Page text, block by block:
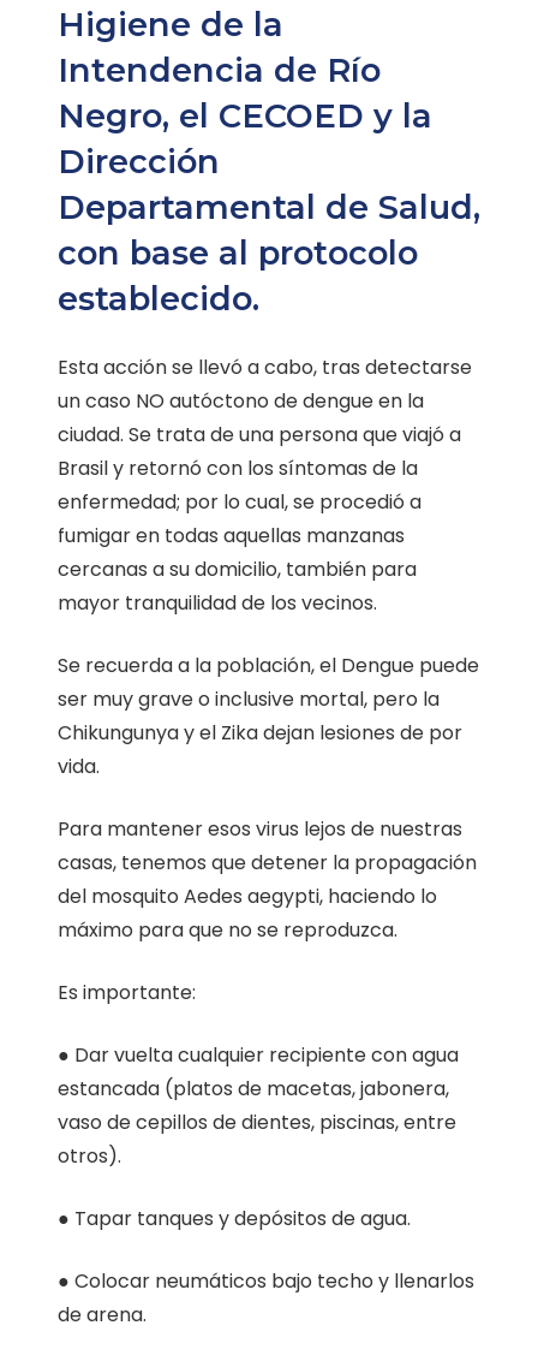
Higiene de la
Intendencia de Río
Negro, el CECOED y la
Dirección
Departamental de Salud,
con base al protocolo
establecido.
Esta acción se llevó a cabo, tras detectarse
un caso NO autóctono de dengue en la
ciudad. Se trata de una persona que viajó a
Brasil y retornó con los síntomas de la
enfermedad; por lo cual, se procedió a
fumigar en todas aquellas manzanas
cercanas a su domicilio, también para
mayor tranquilidad de los vecinos.
Se recuerda a la población, el Dengue puede
ser muy grave o inclusive mortal, pero la
Chikungunya y el Zika dejan lesiones de por
vida.
Para mantener esos virus lejos de nuestras
casas, tenemos que detener la propagación
del mosquito Aedes aegypti, haciendo lo
máximo para que no se reproduzca.
Es importante:
● Dar vuelta cualquier recipiente con agua
estancada (platos de macetas, jabonera,
vaso de cepillos de dientes, piscinas, entre
otros).
● Tapar tanques y depósitos de agua.
● Colocar neumáticos bajo techo y llenarlos
de arena.